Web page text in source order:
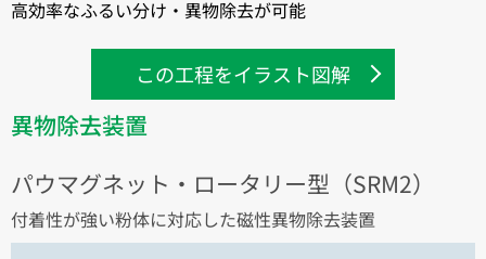
高効率なふるい分け・異物除去が可能
この工程をイラスト図解
異物除去装置
パウマグネット・ロータリー型（SRM2）
付着性が強い粉体に対応した磁性異物除去装置